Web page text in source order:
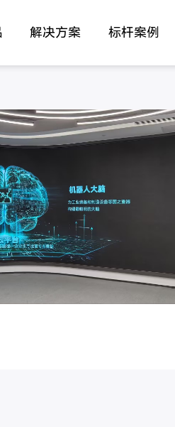
解决方案 标杆案例
记、省长孟凡利莅临树
能产业发展
记、省长孟凡利到广州市调研部分
落实广东加快推进新型机电一体化
工智能应用对接大会部署，以更